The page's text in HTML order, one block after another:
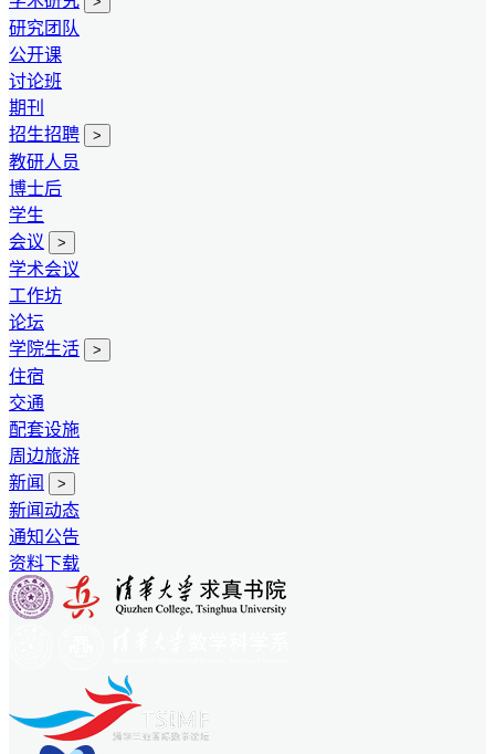
研究团队
公开课
讨论班
期刊
招生招聘
>
教研人员
博士后
学生
会议
>
学术会议
工作坊
论坛
学院生活
>
住宿
交通
配套设施
周边旅游
新闻
>
新闻动态
通知公告
资料下载